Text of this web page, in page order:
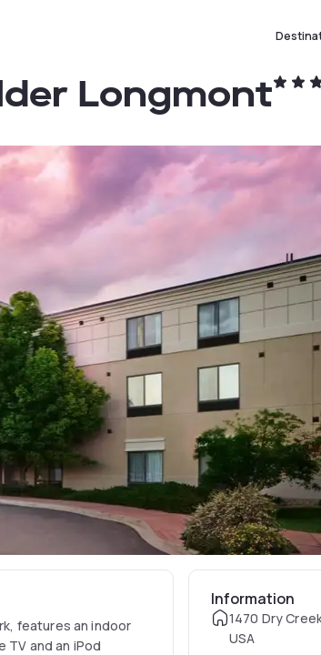
Longmont
features an indoor
TV and an iPod
Information
1470 Dry
USA